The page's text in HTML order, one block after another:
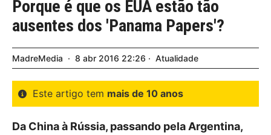
Porque é que os EUA estão tão
ausentes dos 'Panama Papers'?
MadreMedia 8 abr 2016 22:26 Atualidade
Este artigo tem mais de 10 anos
Da China à Rússia, passando pela Argentina,